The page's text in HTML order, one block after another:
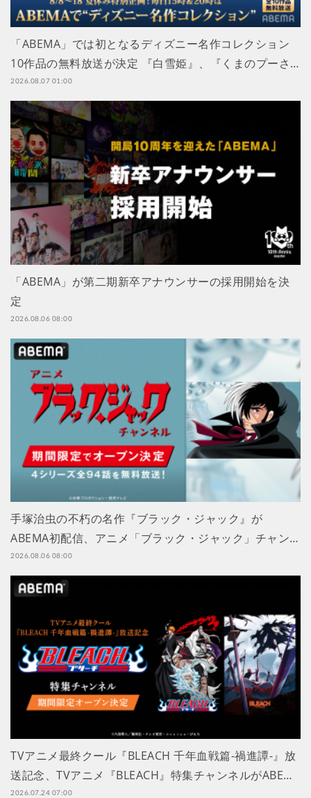
「ABEMA」では初となるディズニー名作コレクション
10作品の無料放送が決定 『白雪姫』、『くまのプーさ…
2026.08.07 01:00
「ABEMA」が第二期新卒アナウンサーの採用開始を決
定
2026.08.06 08:00
手塚治虫の不朽の名作『ブラック・ジャック』が
ABEMA初配信、アニメ「ブラック・ジャック」チャン…
2026.08.06 08:00
TVアニメ最終クール『BLEACH 千年血戦篇-禍進譚-』放
送記念、TVアニメ『BLEACH』特集チャンネルがABE…
2026.07.24 07:00